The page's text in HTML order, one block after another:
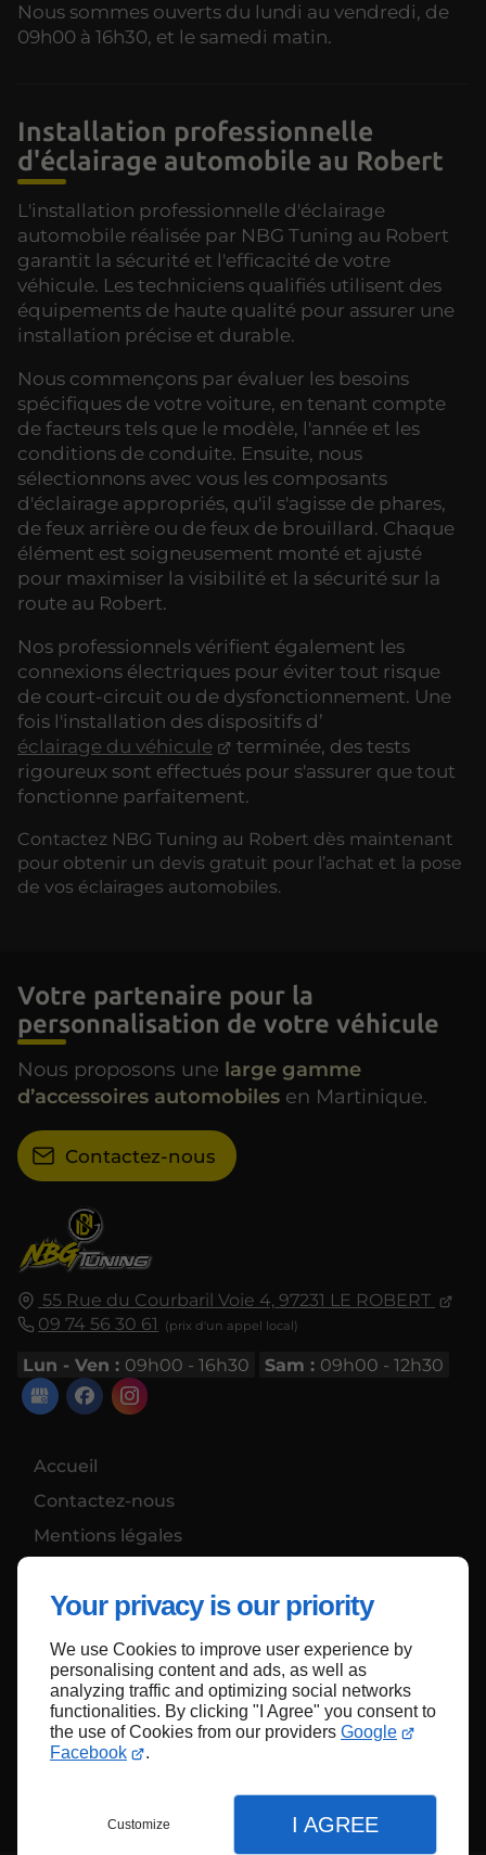
Your privacy is our priority
We use Cookies to improve user experience by
personalising content and ads, as well as
analyzing traffic and optimizing social networks
functionalities. By clicking "I Agree" you consent to
the use of Cookies from our providers Google
Facebook
.
Customize I AGREE
Nous sommes ouverts du lundi au vendredi, de
09h00 à 16h30, et le samedi matin.
Installation professionnelle
d'éclairage automobile au Robert
L'installation professionnelle d'éclairage
automobile réalisée par NBG Tuning au Robert
garantit la sécurité et l'efficacité de votre
véhicule. Les techniciens qualifiés utilisent des
équipements de haute qualité pour assurer une
installation précise et durable.
Nous commençons par évaluer les besoins
spécifiques de votre voiture, en tenant compte
de facteurs tels que le modèle, l'année et les
conditions de conduite. Ensuite, nous
sélectionnons avec vous les composants
d'éclairage appropriés, qu'il s'agisse de phares,
de feux arrière ou de feux de brouillard. Chaque
élément est soigneusement monté et ajusté
pour maximiser la visibilité et la sécurité sur la
route au Robert.
Nos professionnels vérifient également les
connexions électriques pour éviter tout risque
de court-circuit ou de dysfonctionnement. Une
fois l'installation des dispositifs d’
éclairage du véhicule
terminée, des tests
rigoureux sont effectués pour s'assurer que tout
fonctionne parfaitement.
Contactez NBG Tuning au Robert dès maintenant
pour obtenir un devis gratuit pour l’achat et la pose
de vos éclairages automobiles.
55 Rue du Courbaril Voie 4, 97231 LE ROBERT
09 74 56 30 61
Lun - Ven : 09h00 - 16h30 Sam : 09h00 - 12h30
Accueil
Contactez-nous
Mentions légales
Votre partenaire pour la
personnalisation de votre véhicule
Nous proposons une large gamme
d’accessoires automobiles en Martinique.
Contactez-nous
Haut de page